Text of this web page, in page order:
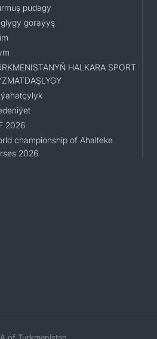
pudagy
goraýyş
HALKARA SPORT
2026
championship of Ahalteke
2026